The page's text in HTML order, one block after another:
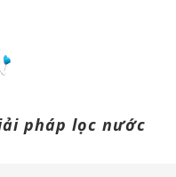
pháp lọc nước